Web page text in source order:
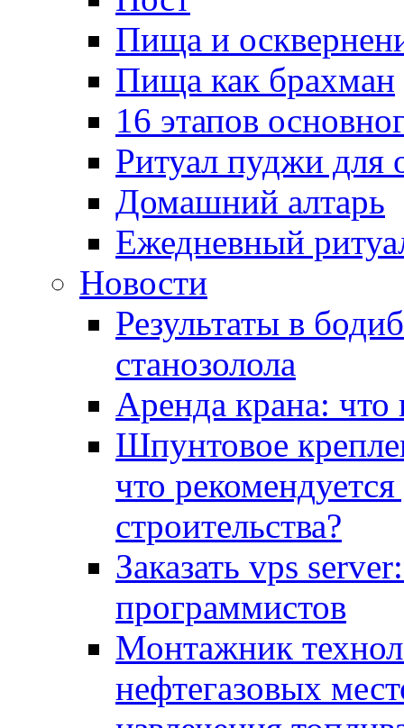
Пища и
Пища как брахман
16 этапов
Ритуал пуджи для
Домашний алтарь
Ежедневный
Новости
Результаты в
станозолола
Аренда крана: что
Шпунтовое
что
строительства?
Заказать vps
программистов
Монтажник
нефтегазовых